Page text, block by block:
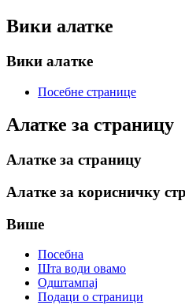
Вики алатке
Вики алатке
Посебне странице
Алатке за страницу
Алатке за страницу
Алатке за корисничку
Више
Посебна
Шта води овамо
Одштампај
Подаци о страници